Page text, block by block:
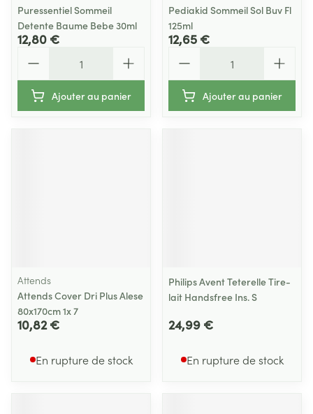
Puressentiel Sommeil
Detente Baume Bebe 30ml
12,80 €
Ajouter au panier
Pediakid Sommeil Sol Buv Fl
125ml
12,65 €
Ajouter au panier
Attends
Attends Cover Dri Plus Alese
80x170cm 1x 7
10,82 €
En rupture de stock
Philips Avent Teterelle Tire-
lait Handsfree Ins. S
24,99 €
En rupture de stock